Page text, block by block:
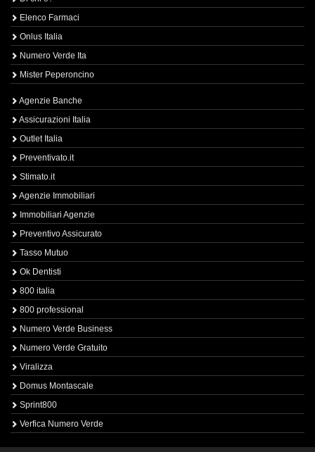
Elenco Farmaci
Onlus Italia
Numero Verde Ita
Mister Peperoncino
Agenzie Banche
Assicurazioni Italia
Outlet Italia
Preventivato.it
Stimato.it
Agenzie Immobiliari
Immobiliari Agenzie
Preventivo Assicurato
Tasso Mutuo
Ok Dentisti
800 italia
800 professional
Numero Verde Business
Numero Verde Gratuito
Viralizza
Domus Montascale
Sprint800
Verfica Numero Verde